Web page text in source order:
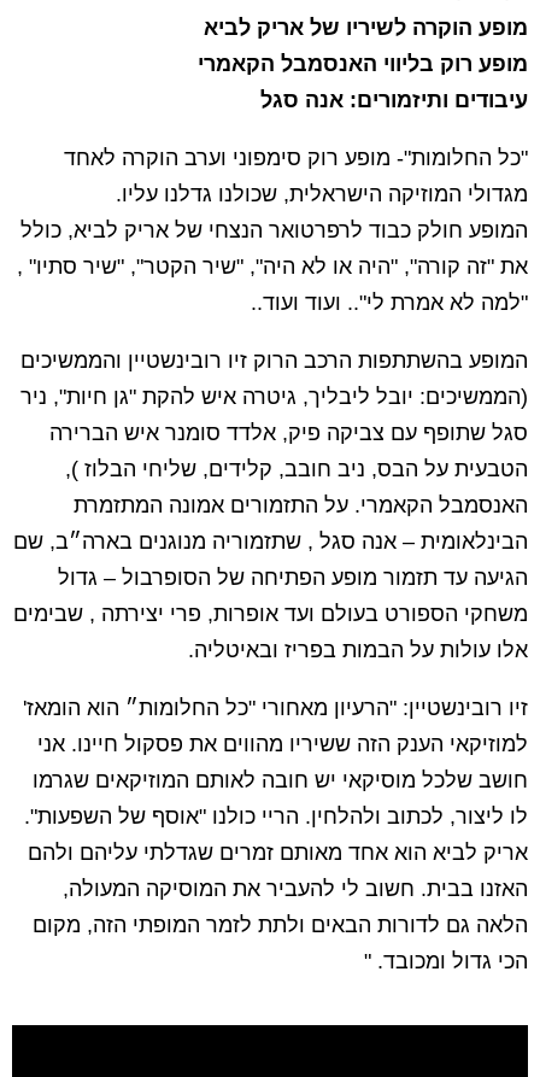
מופע הוקרה לשיריו של אריק לביא
מופע רוק בליווי האנסמבל הקאמרי
עיבודים ותיזמורים: אנה סגל
"כל החלומות"- מופע רוק סימפוני וערב הוקרה לאחד
מגדולי המוזיקה הישראלית, שכולנו גדלנו עליו.
המופע חולק כבוד לרפרטואר הנצחי של אריק לביא, כולל
את "זה קורה", "היה או לא היה", "שיר הקטר", "שיר סתיו" ,
"למה לא אמרת לי".. ועוד ועוד..
המופע בהשתתפות הרכב הרוק זיו רובינשטיין והממשיכים
(הממשיכים: יובל ליבליך, גיטרה איש להקת "גן חיות", ניר
סגל שתופף עם צביקה פיק, אלדד סומנר איש הברירה
הטבעית על הבס, ניב חובב, קלידים, שליחי הבלוז ),
האנסמבל הקאמרי. על התזמורים אמונה המתזמרת
הבינלאומית – אנה סגל , שתזמוריה מנוגנים בארה״ב, שם
הגיעה עד תזמור מופע הפתיחה של הסופרבול – גדול
משחקי הספורט בעולם ועד אופרות, פרי יצירתה , שבימים
אלו עולות על הבמות בפריז ובאיטליה.
זיו רובינשטיין: "הרעיון מאחורי "כל החלומות״ הוא הומאז'
למוזיקאי הענק הזה ששיריו מהווים את פסקול חיינו. אני
חושב שלכל מוסיקאי יש חובה לאותם המוזיקאים שגרמו
לו ליצור, לכתוב ולהלחין. הריי כולנו "אוסף של השפעות".
אריק לביא הוא אחד מאותם זמרים שגדלתי עליהם ולהם
האזנו בבית. חשוב לי להעביר את המוסיקה המעולה,
הלאה גם לדורות הבאים ולתת לזמר המופתי הזה, מקום
הכי גדול ומכובד. "